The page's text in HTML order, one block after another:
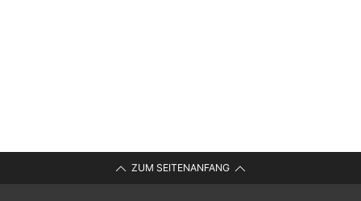
ZUM SEITENANFANG